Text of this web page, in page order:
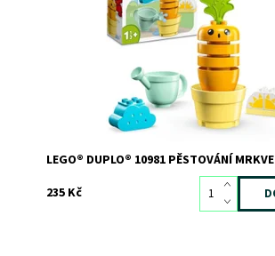
10922
LEGO
LEGO® DUPLO® 10981 PĚSTOVÁNÍ MRKVE
235 Kč